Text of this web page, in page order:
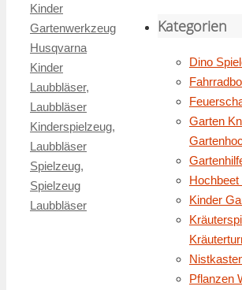
Kinder
Gartenwerkzeug
Husqvarna
Kinder
Laubbläser,
Laubbläser
Kinderspielzeug,
Laubbläser
Spielzeug,
Spielzeug
Laubbläser
Kategorien
Dino
Garten
Kinder
Pflanzen